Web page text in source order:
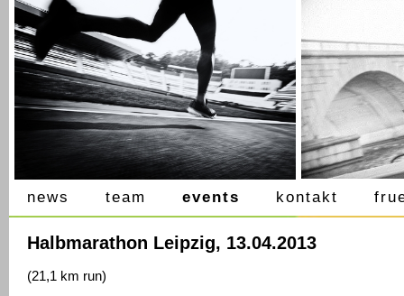
news team events kontakt
Halbmarathon Leipzig, 13.04.2013
(21,1 km run)